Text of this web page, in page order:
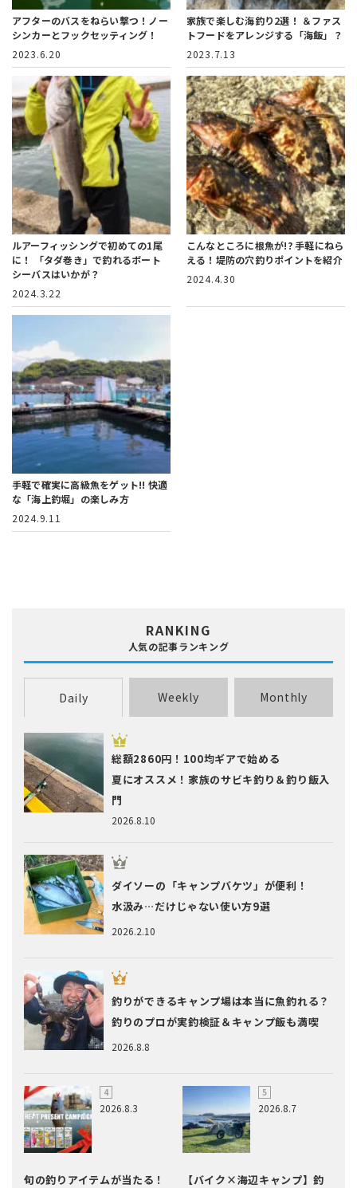
アフターのバスをねらい撃つ！ノー
シンカーとフックセッティング！
2023.6.20
家族で楽しむ海釣り2選！ ＆ファス
トフードをアレンジする「海飯」？
2023.7.13
ルアーフィッシングで初めての1尾
に！
「タダ巻き」で釣れるボート
シーバスはいかが？
2024.3.22
こんなところに根魚が!?手軽にねら
える！堤防の穴釣りポイントを紹介
2024.4.30
手軽で確実に高級魚をゲット!! 快適
な「海上釣堀」の楽しみ方
2024.9.11
RANKING
人気の記事ランキング
Daily Weekly Monthly
2026.8.10
総額2860円！100均ギアで始める
夏にオススメ！家族のサビキ釣り＆釣り飯入
門
2026.2.10
ダイソーの「キャンプバケツ」が便利！
水汲み…だけじゃない使い方9選
2026.8.8
釣りができるキャンプ場は本当に魚釣れる？
釣りのプロが実釣検証＆キャンプ飯も満喫
2026.8.3
旬の釣りアイテムが当たる！
2026.8.7
【バイク×海辺キャンプ】釣